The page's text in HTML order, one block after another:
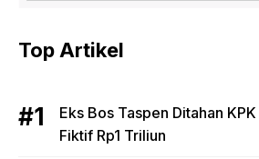
Top Artikel
Eks Bos Taspen Ditahan
Fiktif Rp1 Triliun